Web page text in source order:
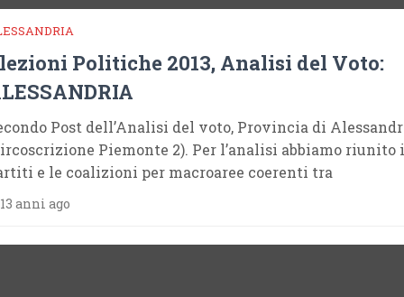
Politiche 2013, Analisi del Voto:
Post dell’Analisi del voto, Provincia di
Piemonte 2). Per l’analisi abbiamo riunito i
e le coalizioni per macroaree coerenti tra
anni ago